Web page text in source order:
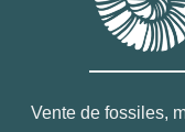
Vente de fossiles,